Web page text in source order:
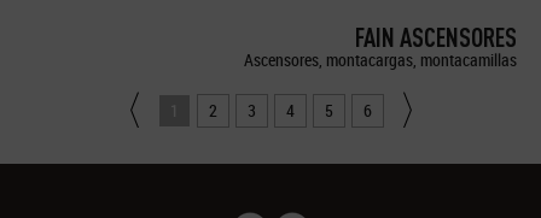
FAIN ASCENSORES
Ascensores, montacargas, montacamillas
1 2 3 4 5 6